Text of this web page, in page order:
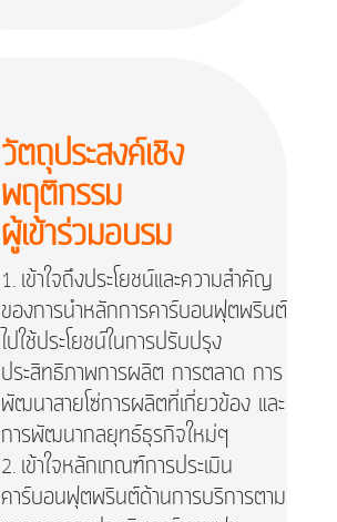
วัตถุประสงค์เชิง
พฤติกรรม
ผู้เข้าร่วมอบรม
เข้าใจถึงประโยชน์และความสำคัญ
ของการนำหลักการคาร์บอนฟุตพรินต์
ไปใช้ประโยชน์ในการปรับปรุง
ประสิทธิภาพการผลิต การตลาด การ
พัฒนาสายโซ่การผลิตที่เกี่ยวข้อง และ
การพัฒนากลยุทธ์ธุรกิจใหม่ๆ
เข้าใจหลักเกณฑ์การประเมิน
คาร์บอนฟุตพรินต์ด้านการบริการตาม